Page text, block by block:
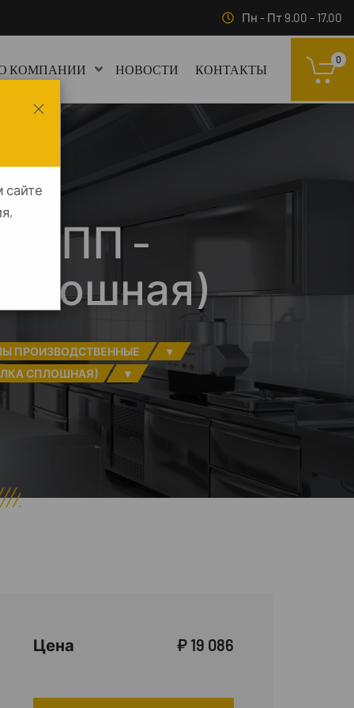
Пн - Пт 9.00 - 17.00
КОМПАНИИ НОВОСТИ КОНТАКТЫ
0
СПП -
ПРОИЗВОДСТВЕННЫЕ
▾
СПЛОШНАЯ) ▾
Цена ₽ 19 086
сайте